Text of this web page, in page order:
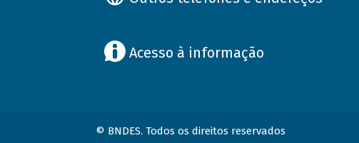
Acesso à informação
© BNDES. Todos os direitos reservados